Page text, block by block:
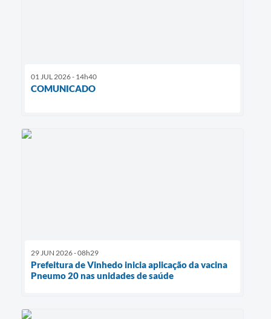
01 JUL 2026 - 14h40
COMUNICADO
29 JUN 2026 - 08h29
Prefeitura de Vinhedo inicia aplicação da vacina
Pneumo 20 nas unidades de saúde